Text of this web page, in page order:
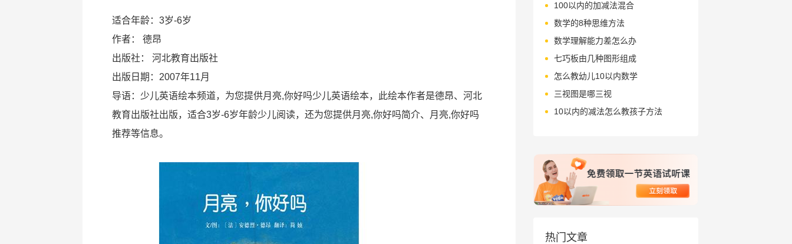
适合年龄：3岁-6岁
作者：
德昂
出版社：
河北教育出版社
出版日期：2007年11月
导语：少儿英语绘本频道，为您提供月亮,你好吗少儿英语绘本，此绘本作者是德昂、河北
教育出版社出版，适合3岁-6岁年龄少儿阅读，还为您提供月亮,你好吗简介、月亮,你好吗
推荐等信息。
100以内的加减法混合
数学的8种思维方法
数学理解能力差怎么办
七巧板由几种图形组成
怎么教幼儿10以内数学
三视图是哪三视
10以内的减法怎么教孩子方法
热门文章